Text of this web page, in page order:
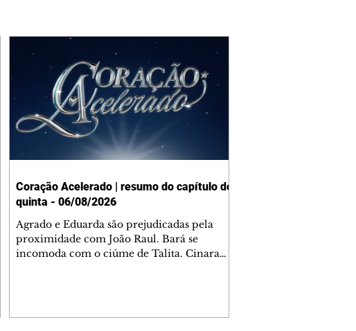
Coração Acelerado | resumo do capítulo de
quinta - 06/08/2026
Agrado e Eduarda são prejudicadas pela
proximidade com João Raul. Bará se
incomoda com o ciúme de Talita. Cinara